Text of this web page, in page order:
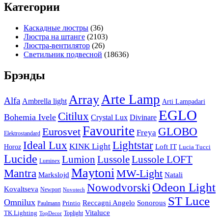
Категории
Каскадные люстры (36)
Люстра на штанге (2103)
Люстра-вентилятор (26)
Светильник подвесной (18636)
Брэнды
Alfa Ambrella light Array Arte Lamp Arti Lampadari
Bohemia Ivele Citilux Crystal Lux Divinare EGLO
Elektrostandard EurosvetFavourite Freya GLOBO
Horoz Ideal Lux KINK Light Lightstar Loft IT Lucia Tucci
Lucide Luminex Lumion LussoleLussole LOFT
Mantra Markslojd Maytoni MW-Light Natali
Kovaltseva Newport Novotech Nowodvorski Odeon Light
Omnilux Paulmann Printio Reccagni Angelo Sonorous ST Luce
TK Lighting TopDecor Toplight Vitaluce